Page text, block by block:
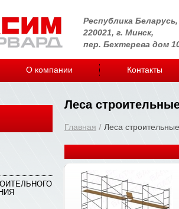
Республика Беларусь,
220021, г. Минск,
пер. Бехтерева дом
О компании Контакты
Леса
Главная Леса строительные